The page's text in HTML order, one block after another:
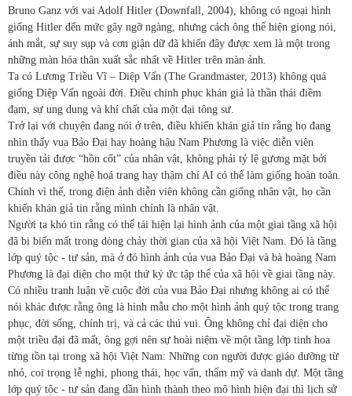
Bruno Ganz với vai Adolf Hitler (Downfall, 2004), không có ngoại hình
giống Hitler đến mức gây ngỡ ngàng, nhưng cách ông thể hiện giọng nói,
ánh mắt, sự suy sụp và cơn giận dữ đã khiến đây được xem là một trong
những màn hóa thân xuất sắc nhất về Hitler trên màn ảnh.
Ta có Lương Triều Vĩ – Diệp Vấn (The Grandmaster, 2013) không quá
giống Diệp Vấn ngoài đời. Điều chinh phục khán giả là thần thái điềm
đạm, sự ung dung và khí chất của một đại tông sư.
Trở lại với chuyện đang nói ở trên, điều khiến khán giả tin rằng họ đang
nhìn thấy vua Bảo Đại hay hoàng hậu Nam Phương là việc diễn viên
truyền tải được “hồn cốt” của nhân vật, không phải tỷ lệ gương mặt bởi
điều này công nghệ hoá trang hay thậm chí AI có thể làm giống hoàn toàn.
Chính vì thế, trong điện ảnh diễn viên không cần giống nhân vật, họ cần
khiến khán giả tin rằng mình chính là nhân vật.
Người ta khó tin rằng có thể tái hiện lại hình ảnh của một giai tầng xã hội
đã bị biến mất trong dòng chảy thời gian của xã hội Việt Nam. Đó là tầng
lớp quý tộc - tư sản, mà ở đó hình ảnh của vua Bảo Đại và bà hoàng Nam
Phương là đại diện cho một thứ ký ức tập thể của xã hội về giai tầng này.
Có nhiều tranh luận về cuộc đời của vua Bảo Đại nhưng không ai có thể
nói khác được rằng ông là hình mẫu cho một hình ảnh quý tộc trong trang
phục, đời sống, chính trị, và cả các thú vui. Ông không chỉ đại diện cho
một triều đại đã mất, ông gợi nên sự hoài niệm về một tầng lớp tinh hoa
từng tồn tại trong xã hội Việt Nam: Những con người được giáo dưỡng từ
nhỏ, coi trọng lễ nghi, phong thái, học vấn, thẩm mỹ và danh dự. Một tầng
lớp quý tộc - tư sản đang dần hình thành theo mô hình hiện đại thì lịch sử